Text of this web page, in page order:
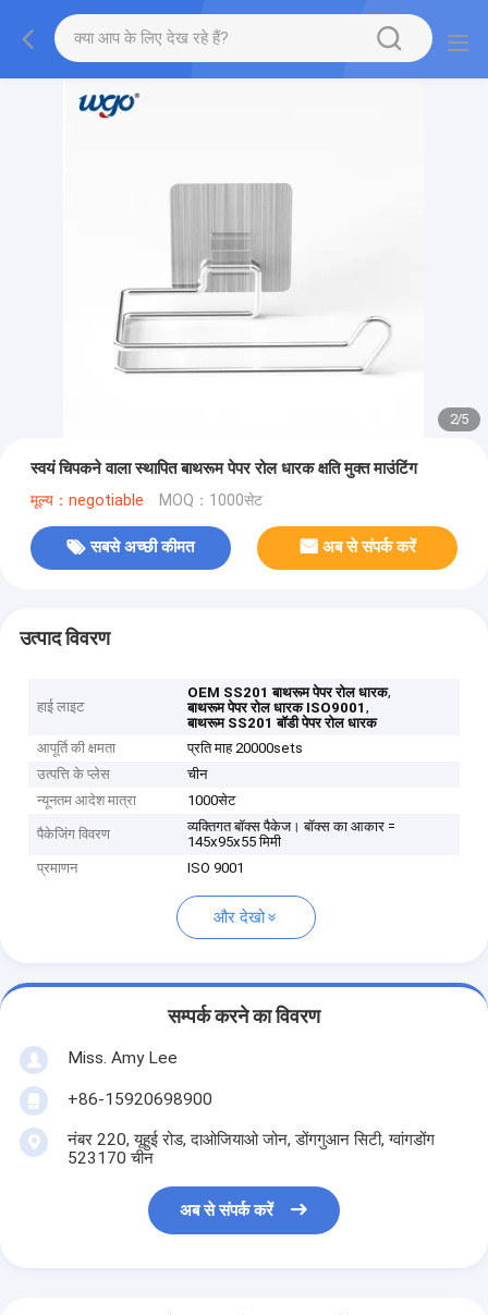
2/5
स्वयं चिपकने वाला स्थापित बाथरूम पेपर रोल धारक क्षति मुक्त माउंटिंग
मूल्य：negotiable MOQ：1000सेट
सबसे अच्छी कीमत अब से संपर्क करें
उत्पाद विवरण
हाई लाइट
OEM SS201 बाथरूम पेपर रोल धारक,
बाथरूम पेपर रोल धारक ISO9001,
बाथरूम SS201 बॉडी पेपर रोल धारक
आपूर्ति की क्षमता
प्रति माह 20000sets
उत्पत्ति के प्लेस
चीन
न्यूनतम आदेश मात्रा
1000सेट
पैकेजिंग विवरण
व्यक्तिगत बॉक्स पैकेज। बॉक्स का आकार =
145x95x55 मिमी
प्रमाणन
ISO 9001
और देखो
सम्पर्क करने का विवरण
Miss. Amy Lee
+86-15920698900
नंबर 220, यूहुई रोड, दाओजियाओ जोन, डोंगगुआन सिटी, ग्वांगडोंग
523170 चीन
अब से संपर्क करें